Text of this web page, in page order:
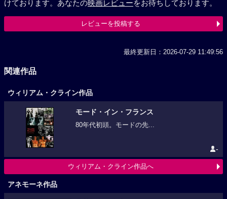
けております。あなたの映画レビューをお待ちしております。
レビューを投稿する
最終更新日：2026-07-29 11:49:56
関連作品
ウィリアム・クライン作品
モード・イン・フランス
80年代初頭。モードの先...
-
ウィリアム・クライン作品へ
アネモーネ作品